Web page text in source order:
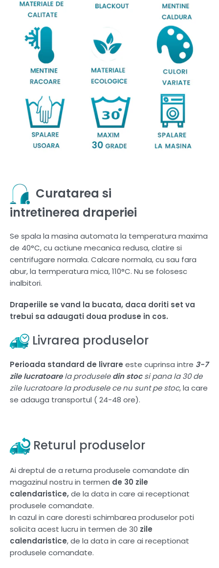
Curatarea si
intretinerea draperiei
Se spala la masina automata la temperatura maxima
de 40°C, cu actiune mecanica redusa, clatire si
centrifugare normala. Calcare normala, cu sau fara
abur, la termperatura mica, 110°C. Nu se folosesc
inalbitori.
Draperiile se vand la bucata, daca doriti set va
trebui sa adaugati doua produse in cos.
Livrarea produselor
Perioada standard de livrare este cuprinsa intre 3-7
zile lucratoarela produseledin stocsi pana la 30 de
zile lucratoare la produsele ce nu sunt pe stoc, la care
se adauga transportul ( 24-48 ore).
Returul produselor
Ai dreptul de a returna produsele comandate din
magazinul nostru in termen de 30 zile
calendaristice,de la data in care ai receptionat
produsele comandate.
In cazul in care doresti schimbarea produselor poti
solicita acest lucru in termen de 30 zile
calendaristice, de la data in care ai receptionat
produsele comandate.